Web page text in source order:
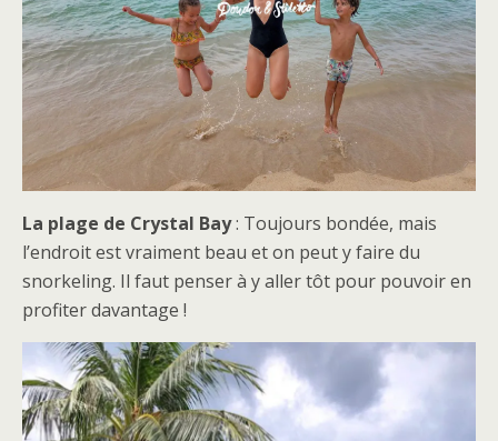
La plage de Crystal Bay: Toujours bondée, mais
l’endroit est vraiment beau et on peut y faire du
snorkeling. Il faut penser à y aller tôt pour pouvoir en
profiter davantage !